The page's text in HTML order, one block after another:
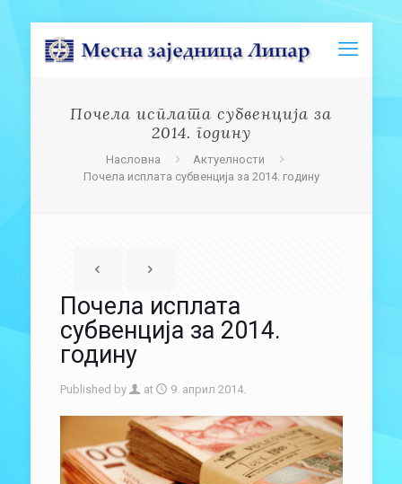
Почела исплата субвенција за
2014. годину
Насловна
Актуелности
Почела исплата субвенција за 2014. годину
Почела исплата
субвенција за 2014.
годину
Published by at 9. април 2014.